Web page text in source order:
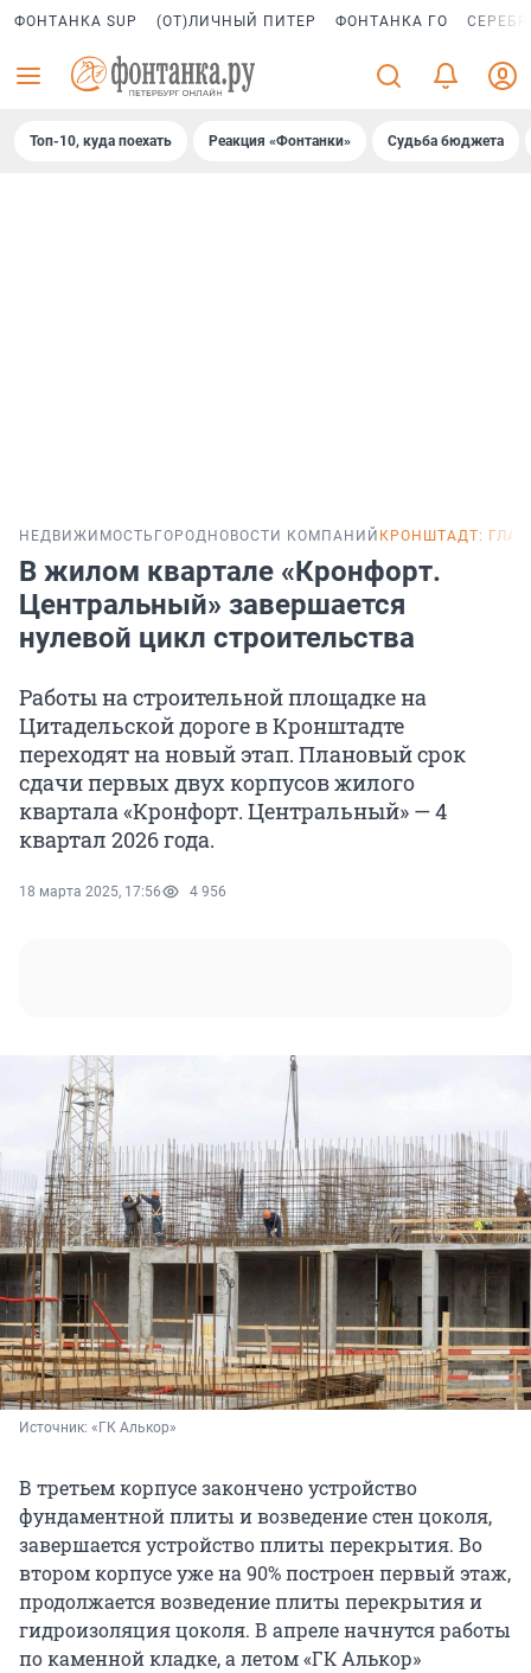
ФОНТАНКА SUP (ОТ)ЛИЧНЫЙ ПИТЕР ФОНТАНКА ГО
Топ-10, куда поехать Реакция «Фонтанки» Судьба бюджета
НЕДВИЖИМОСТЬ ГОРОД НОВОСТИ КОМПАНИЙ КРОНШТАДТ:
В жилом квартале «Кронфорт.
Центральный» завершается
нулевой цикл строительства
Работы на строительной площадке на
Цитадельской дороге в Кронштадте
переходят на новый этап. Плановый срок
сдачи первых двух корпусов жилого
квартала «Кронфорт. Центральный» — 4
квартал 2026 года.
18 марта 2025, 17:56 4 956
Источник: «ГК Алькор»
В третьем корпусе закончено устройство
фундаментной плиты и возведение стен цоколя,
завершается устройство плиты перекрытия. Во
втором корпусе уже на 90% построен первый этаж,
продолжается возведение плиты перекрытия и
гидроизоляция цоколя. В апреле начнутся работы
по каменной кладке, а летом «ГК Алькор»